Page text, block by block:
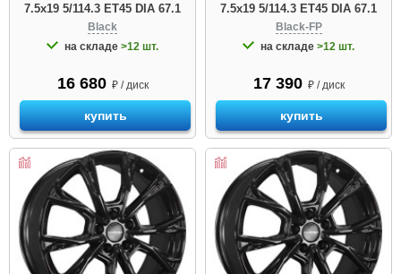
7.5x19 5/114.3 ET45 DIA 67.1
Black
на складе >12 шт.
16 680 ₽ / диск
купить
7.5x19 5/114.3 ET45 DIA 67.1
Black-FP
на складе >12 шт.
17 390 ₽ / диск
купить